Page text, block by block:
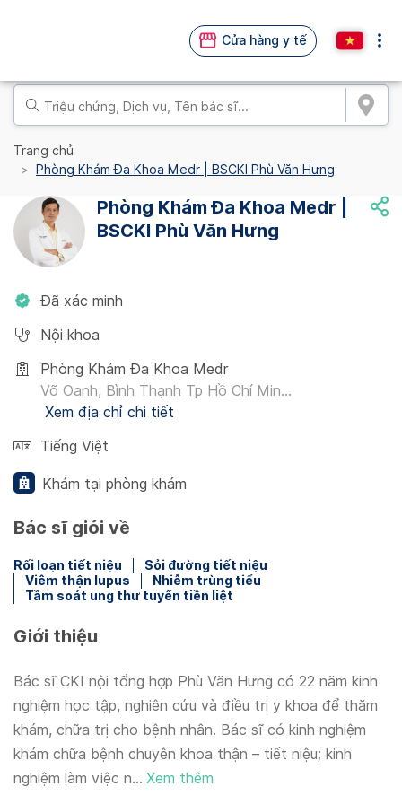
Cửa hàng y tế
Trang chủ
Phòng Khám Đa Khoa Medr | BSCKI Phù Văn Hưng
Phòng Khám Đa Khoa Medr |
BSCKI Phù Văn Hưng
Đã xác minh
Nội khoa
Phòng Khám Đa Khoa Medr
Võ Oanh, Bình Thạnh Tp Hồ Chí Min...
Xem địa chỉ chi tiết
Tiếng Việt
Khám tại phòng khám
Bác sĩ giỏi về
Rối loạn tiết niệu
Sỏi đường tiết niệu
Viêm thận lupus
Nhiễm trùng tiểu
Tầm soát ung thư tuyến tiền liệt
Giới thiệu
Bác sĩ CKI nội tổng hợp Phù Văn Hưng có 22 năm kinh
nghiệm học tập, nghiên cứu và điều trị y khoa để thăm
khám, chữa trị cho bệnh nhân. Bác sĩ có kinh nghiệm
khám chữa bệnh chuyên khoa thận – tiết niệu; kinh
nghiệm làm việc n... Xem thêm